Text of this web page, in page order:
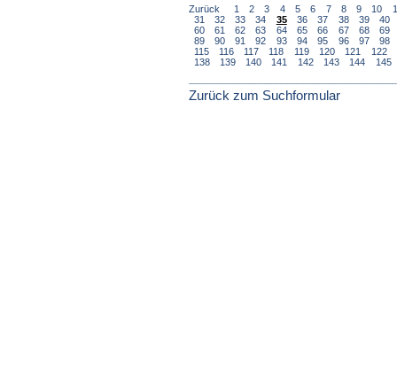
Zurück
1 2 3 4 5 6 7 8 9 10
31
32 33 34 35 36 37 38 39
40
60
61 62 63 64 65 66 67 68
69
89
90 91 92 93 94 95 96 97
98
115
116 117 118 119 120 121 122
138
139 140 141 142 143 144 145
Zurück zum Suchformular